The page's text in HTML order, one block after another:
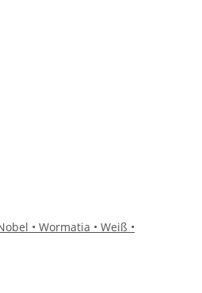
• Wormatia • Weiß •